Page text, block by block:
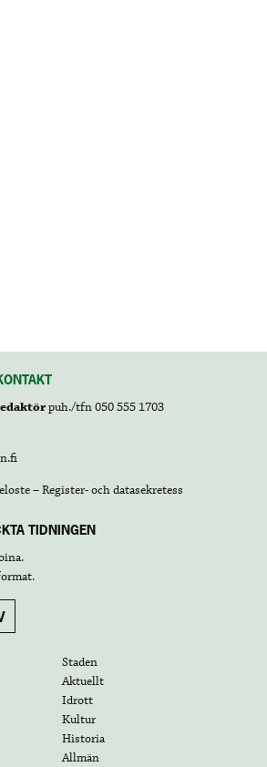
puh./tfn 050 555 1703
– Register- och datasekretess
TIDNINGEN
.
.
Staden
Aktuellt
Idrott
Kultur
Historia
Allmän